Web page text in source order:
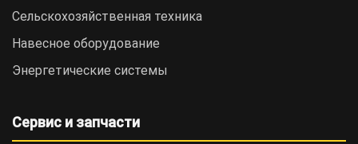
Сельскохозяйственная техника
Навесное оборудование
Энергетические системы
Сервис и запчасти